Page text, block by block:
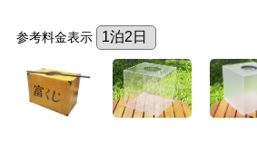
参考料金表示